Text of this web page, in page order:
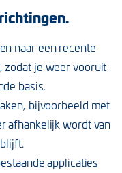
naar een recente
zodat je weer vooruit
basis.
bijvoorbeeld met
afhankelijk wordt van
applicaties